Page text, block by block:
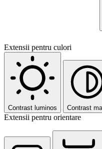
Extensii pentru culori
Contrast luminos Contrast
Extensii pentru orientare